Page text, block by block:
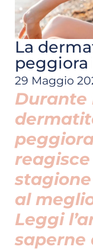
La
peggiora
29 Maggio
Durante
al
Leggi
saperne